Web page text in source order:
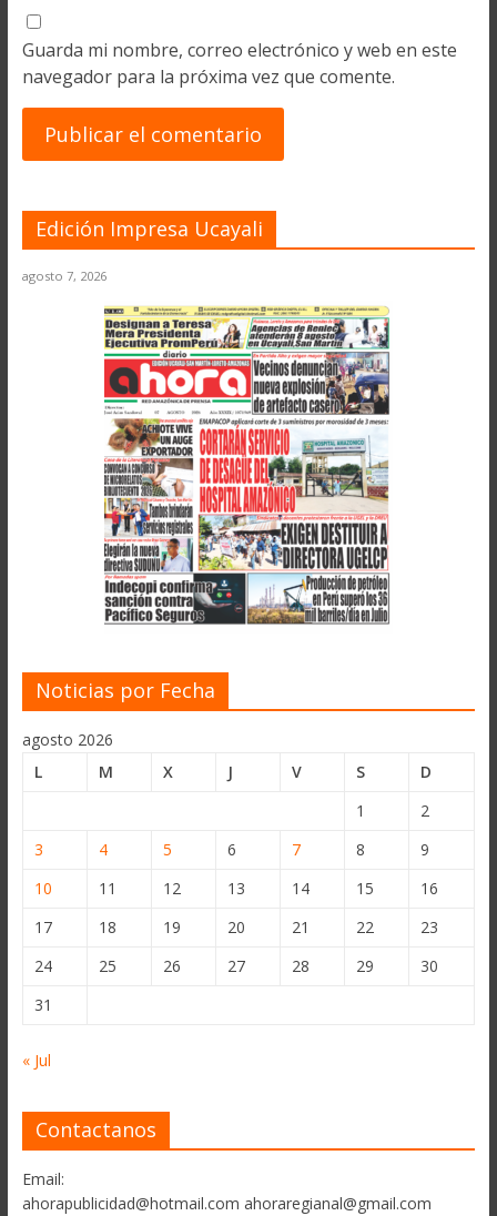
Guarda mi nombre, correo electrónico y web en este
navegador para la próxima vez que comente.
Edición Impresa Ucayali
agosto 7, 2026
Noticias por Fecha
agosto 2026
L
M X J V S
D
1
2
3
4 5 6 7 8
9
10
11 12 13 14 15
16
17
18 19 20 21 22
23
24
25 26 27 28 29
30
31
« Jul
Contactanos
Email:
ahorapublicidad@hotmail.com ahoraregianal@gmail.com